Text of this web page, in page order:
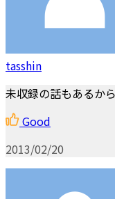
tasshin
未収録の話もあるか
Good
2013/02/20